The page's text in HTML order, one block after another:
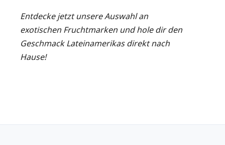
Entdecke jetzt unsere Auswahl an
exotischen Fruchtmarken und hole dir den
Geschmack Lateinamerikas direkt nach
Hause!